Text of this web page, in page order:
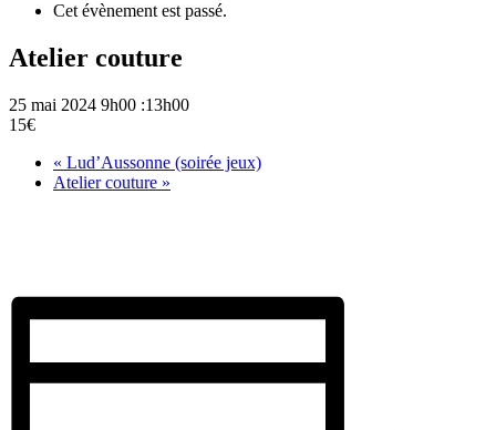
Cet évènement est passé.
Atelier couture
25 mai 2024 9h00 :13h00
15€
« Lud’Aussonne (soirée jeux)
Atelier couture »